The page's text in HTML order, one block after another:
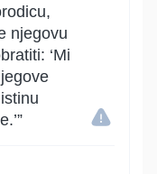
njegovu
‘Mi